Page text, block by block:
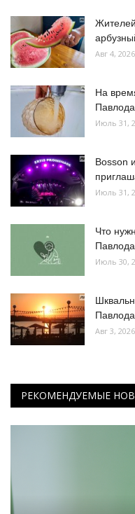
Авг 4, 2026
На
Июль 31,
Bosson
Июль 31,
Что
Июль 30,
Авг 3, 2026
РЕКОМЕНДУЕМЫЕ